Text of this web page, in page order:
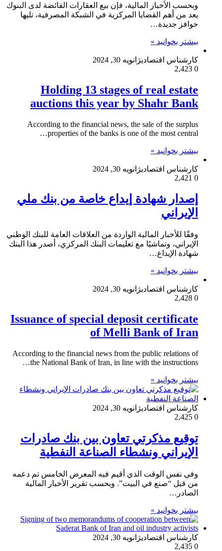
وبحسب الأخبار المالية، فإن بيع العقارات الفائضة لدى البنوك
يعد من أهم القضايا المركزية في الشبكة المصرفية، تليها
حوافز جديدة…
بیشتر بخوانید »
کارشناس اقتصادیژانویه 30, 2024
0
Holding 13 stages of real estate
auctions this year by Shahr Bank
According to the financial news, the sale of the surplus
properties of the banks is one of the most central…
بیشتر بخوانید »
کارشناس اقتصادیژانویه 30, 2024
0
إصدار شهادة إيداع خاصة من بنك ملي
الإيراني
وفقًا للأخبار المالية الواردة من العلاقات العامة للبنك الوطني
الإيراني، وتماشيًا مع تعليمات البنك المركزي، أصدر هذا البنك
شهادة الإيداع…
بیشتر بخوانید »
کارشناس اقتصادیژانویه 30, 2024
0
Issuance of special deposit certificate
of Melli Bank of Iran
According to the financial news from the public relations of
the National Bank of Iran, in line with the instructions…
بیشتر بخوانید »
کارشناس اقتصادیژانویه 30, 2024
0
توقيع مذكرتي تعاون بين بنك صادرات
الإيراني ونشطاء الصناعة النفطية
وفي نفس الوقت الذي أقيم فيه المعرض الخامس تم دعمه
من قبل “صنع في البيت”. وبحسب تقرير الأخبار المالية
الصادر…
بیشتر بخوانید »
کارشناس اقتصادیژانویه 30, 2024
0